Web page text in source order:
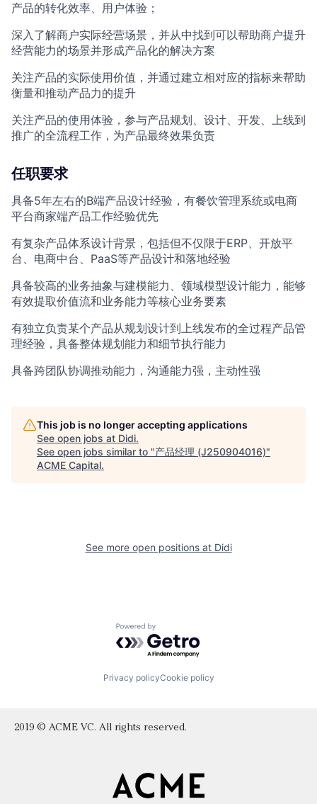
产品的转化效率、用户体验；
深入了解商户实际经营场景，并从中找到可以帮助商户提升
经营能力的场景并形成产品化的解决方案
关注产品的实际使用价值，并通过建立相对应的指标来帮助
衡量和推动产品力的提升
关注产品的使用体验，参与产品规划、设计、开发、上线到
推广的全流程工作，为产品最终效果负责
任职要求
具备5年左右的B端产品设计经验，有餐饮管理系统或电商
平台商家端产品工作经验优先
有复杂产品体系设计背景，包括但不仅限于ERP、开放平
台、电商中台、PaaS等产品设计和落地经验
具备较高的业务抽象与建模能力、领域模型设计能力，能够
有效提取价值流和业务能力等核心业务要素
有独立负责某个产品从规划设计到上线发布的全过程产品管
理经验，具备整体规划能力和细节执行能力
具备跨团队协调推动能力，沟通能力强，主动性强
This job is no longer accepting applications
See open jobs at Didi.
See open jobs similar to "产品经理 (J250904016)"
ACME Capital.
See more open positions at Didi
Powered by Getro.com
Privacy policyCookie policy
2019 © ACME VC. All rights reserved.